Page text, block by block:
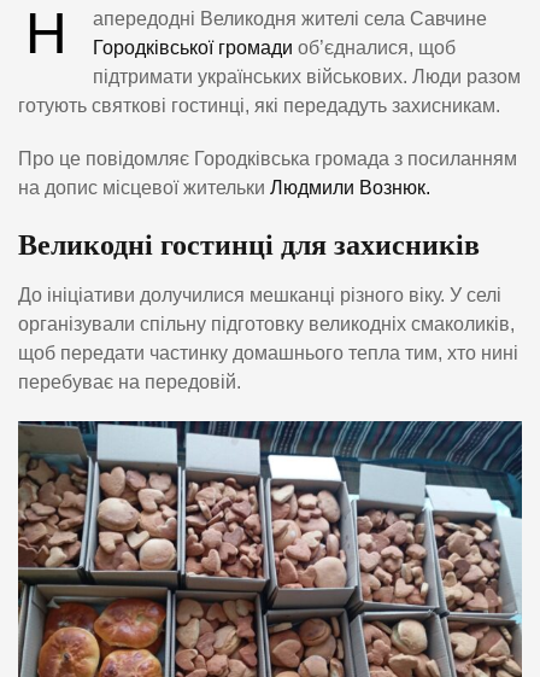
Н
апередодні Великодня жителі села Савчине
Городківської громади об’єдналися, щоб
підтримати українських військових. Люди разом
готують святкові гостинці, які передадуть захисникам.
Про це повідомляє Городківська громада з посиланням
на допис місцевої жительки Людмили Вознюк.
Великодні гостинці для захисників
До ініціативи долучилися мешканці різного віку. У селі
організували спільну підготовку великодніх смаколиків,
щоб передати частинку домашнього тепла тим, хто нині
перебуває на передовій.